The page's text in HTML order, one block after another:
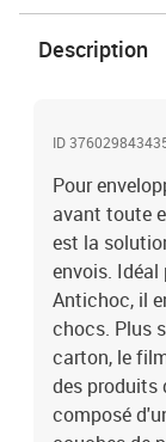
Description
ID
Pour
avant toute
est la
envois.
Antichoc, il
chocs. Plus
carton, le
des produits
composé